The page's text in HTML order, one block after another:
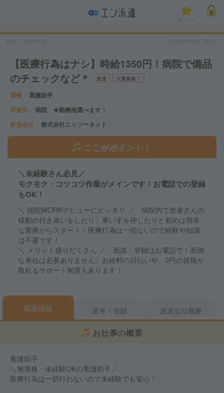
気になる!
2026/08/05 No.NISNHTRK-2BJH15
【医療行為はナシ】時給1350円！病院で備品
のチェックなど＊
派遣 大量募集！
職種
看護助手
派遣先
病院 ★勤務地選べます！
派遣会社
株式会社ニッソーネット
ここがポイント！
＼未経験さん必見／
モクモク・コツコツ作業がメインです！お電話での登録
もOK！
＼ 病院WORKデビューにピッタリ ／ 病院内で患者さんの
移動の付き添いをしたり、車いすを押したりと初めは簡単
な業務からスタート！医療行為は一切ないので経験や知識
は不要です！
＼ メリット盛りだくさん ／ 面談・登録はお電話で！面倒
な来社は必要ありません。お給料の日払いや、0円の資格が
取れるサポート制度もあります！
募集情報 選考・登録 派遣会社概要
お仕事の概要
看護助手
＼無資格・未経験OKの看護助手／
医療行為は一切行わないので未経験でも安心！